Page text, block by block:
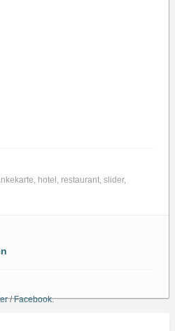
, hotel , restaurant, slider,
/Facebook.